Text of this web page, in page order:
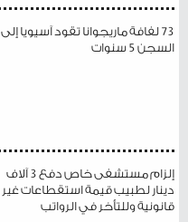
73 لفافة ماريجوانا تقود آسيويا إلى
السجن 5 سنوات
إلزام مستشفى خاص دفع 3 آلاف
دينار لطبيب قيمة استقطاعات غير
قانونية وللتأخر في الرواتب